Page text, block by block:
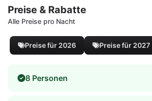
Preise & Rabatte
Alle Preise pro Nacht
Preise für 2026 Preise für 2027
8 Personen